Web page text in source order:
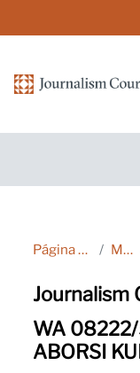
Página Principal Marcas
Journalism
WA 08222/
ABORSI